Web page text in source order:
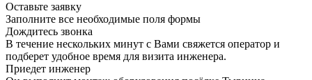
Оставьте заявку
Заполните все необходимые поля формы
Дождитесь звонка
В течение нескольких минут с Вами свяжется оператор и
подберет удобное время для визита инженера.
Приедет инженер